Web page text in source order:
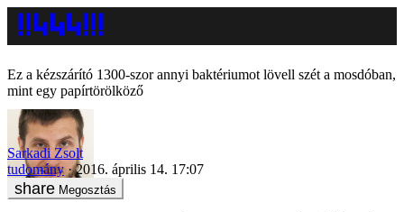
Ez a kézszárító 1300-szor annyi baktériumot lövell szét a mosdóban,
mint egy papírtörölköző
Sarkadi Zsolt
tudomány
2016. április 14. 17:07
Megosztás